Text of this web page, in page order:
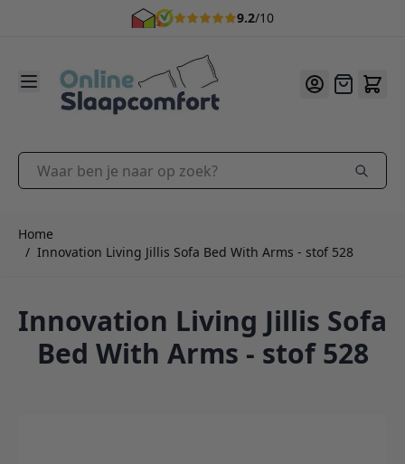
9.2/10
Offerte
Waar ben je naar op zoek?
Home
/ Innovation Living Jillis Sofa Bed With Arms - stof 528
Innovation Living Jillis Sofa
Bed With Arms - stof 528